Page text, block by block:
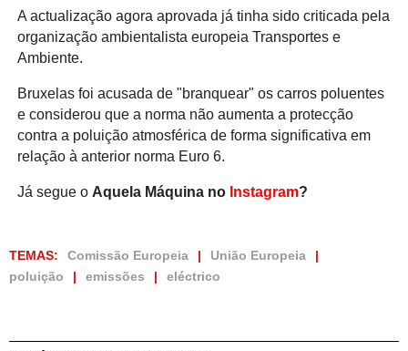
A actualização agora aprovada já tinha sido criticada pela
organização ambientalista europeia Transportes e
Ambiente.
Bruxelas foi acusada de "branquear" os carros poluentes
e considerou que a norma não aumenta a protecção
contra a poluição atmosférica de forma significativa em
relação à anterior norma Euro 6.
Já segue o Aquela Máquina no Instagram?
TEMAS: Comissão Europeia
União Europeia
poluição
emissões eléctrico